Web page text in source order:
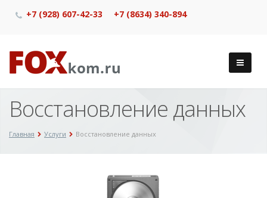
+7 (928) 607-42-33 +7 (8634) 340-894
Восстановление данных
Главная Услуги Восстановление данных